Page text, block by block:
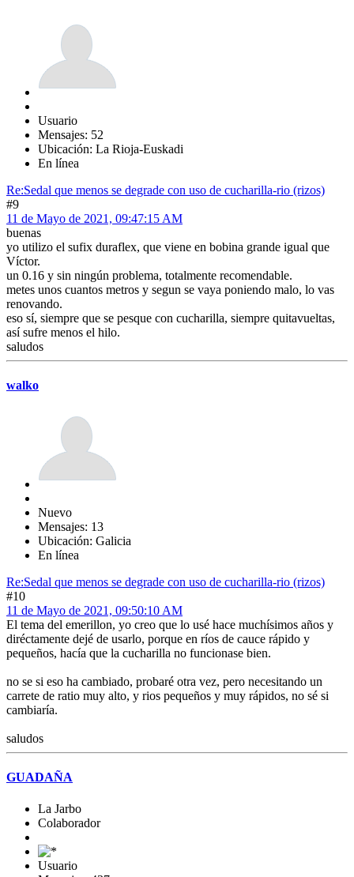
Usuario
Mensajes: 52
Ubicación: La Rioja-Euskadi
En línea
Re:Sedal que menos se degrade con uso de cucharilla-rio (rizos)
#9
11 de Mayo de 2021, 09:47:15 AM
buenas
yo utilizo el sufix duraflex, que viene en bobina grande igual que
Víctor.
un 0.16 y sin ningún problema, totalmente recomendable.
metes unos cuantos metros y segun se vaya poniendo malo, lo vas
renovando.
eso sí, siempre que se pesque con cucharilla, siempre quitavueltas,
así sufre menos el hilo.
saludos
walko
Nuevo
Mensajes: 13
Ubicación: Galicia
En línea
Re:Sedal que menos se degrade con uso de cucharilla-rio (rizos)
#10
11 de Mayo de 2021, 09:50:10 AM
El tema del emerillon, yo creo que lo usé hace muchísimos años y
diréctamente dejé de usarlo, porque en ríos de cauce rápido y
pequeños, hacía que la cucharilla no funcionase bien.
no se si eso ha cambiado, probaré otra vez, pero necesitando un
carrete de ratio muy alto, y rios pequeños y muy rápidos, no sé si
cambiaría.
saludos
GUADAÑA
La Jarbo
Colaborador
Usuario